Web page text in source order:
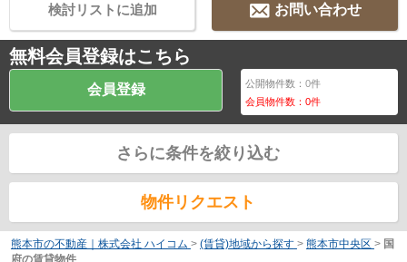
お問い合わせ
検討リストに追加
無料会員登録はこちら
会員登録 公開物件数：0件
会員物件数：0件
さらに条件を絞り込む
物件リクエスト
熊本市の不動産｜株式会社 ハイコム > (賃貸)地域から探す > 熊本市中央区 > 国
府の賃貸物件